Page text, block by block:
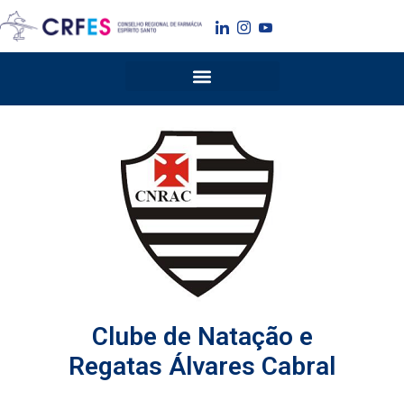
para
o
Clube de Natação e
Regatas Álvares Cabral